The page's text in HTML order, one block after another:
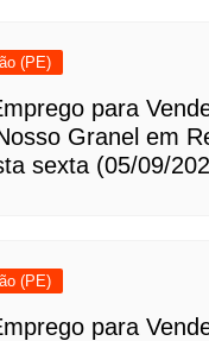
(PE)
para
Granel em
sexta (05/09/
(PE)
para